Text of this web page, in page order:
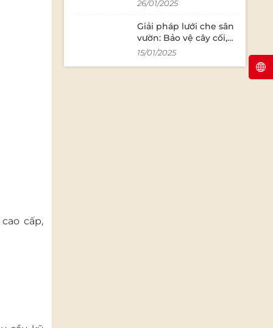
cấp,
26/01/2025
Giải pháp lưới che sân
vườn: Bảo vệ cây cối,
duy trì không gian
15/01/2025